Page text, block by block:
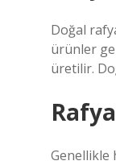
Doğal
ürünler
üretilir.
Genellikle